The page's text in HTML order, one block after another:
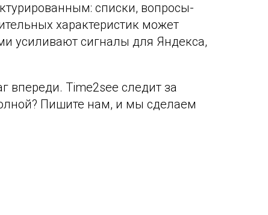
списки, вопросы-
характеристик может
усиливают сигналы для Яндекса,
впереди. Time2see следит за
Пишите нам, и мы сделаем